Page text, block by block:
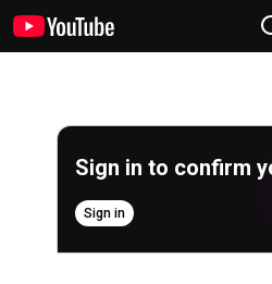
Sign in to confirm
Sign in